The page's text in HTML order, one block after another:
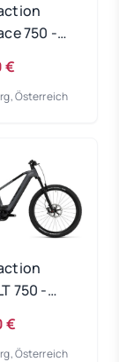
750 -
S
€
Österreich
750 -
L
€
Österreich